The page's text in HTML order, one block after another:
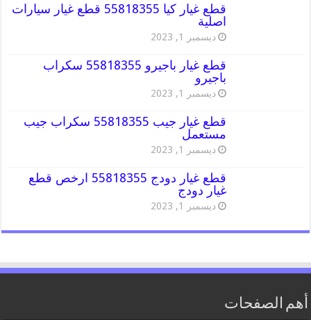
قطع غيار كيا 55818355 قطع غيار سيارات
اصلية
ديسمبر 1, 2023
قطع غيار باجيرو 55818355 سكراب
باجيرو
ديسمبر 1, 2023
قطع غيار جيب 55818355 سكراب جيب
مستعمل
ديسمبر 1, 2023
قطع غيار دودج 55818355 ارخص قطع
غيار دودج
ديسمبر 1, 2023
أهم الصفحات